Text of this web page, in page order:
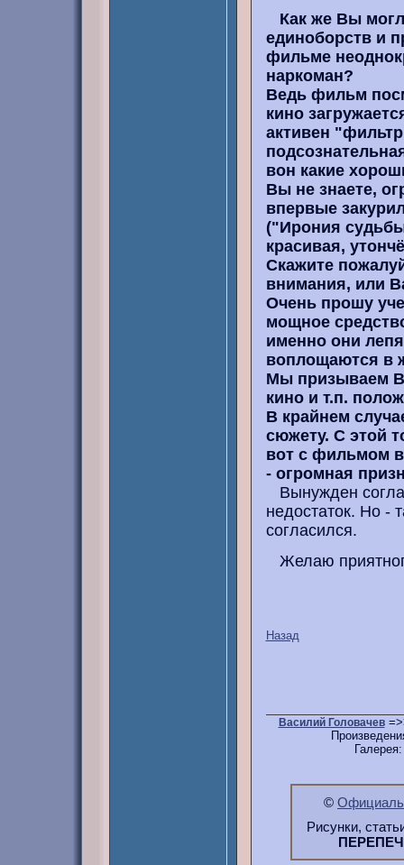
Как же Вы
единоборств и
фильме
наркоман?
Ведь фильм
кино
активен
вон какие
Вы не знаете,
впервые
("Ирония
красивая,
Скажите
внимания, или
Очень прошу
мощное
именно они
воплощаются в
Мы призываем
кино и т.п.
В крайнем
сюжету. С этой
вот с фильмом
- огромная
Вынужден
недостаток. Но -
согласился.
Желаю
Назад
Василий Головачев
©
Рисунки,